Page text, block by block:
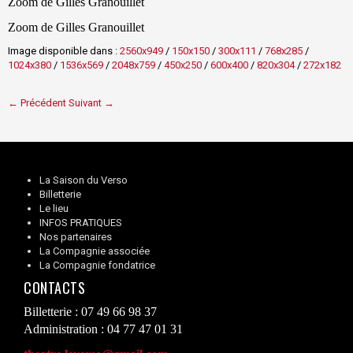
Zoom de Gilles Granouillet
Image disponible dans : 2560x949 / 150x150 / 300x111 / 768x285 /
1024x380 / 1536x569 / 2048x759 / 450x250 / 600x400 / 820x304/ 272x182
← Précédent Suivant →
La Saison du Verso
Billetterie
Le lieu
INFOS PRATIQUES
Nos partenaires
La Compagnie associée
La Compagnie fondatrice
CONTACTS
Billetterie : 07 49 66 98 37
Administration : 04 77 47 01 31